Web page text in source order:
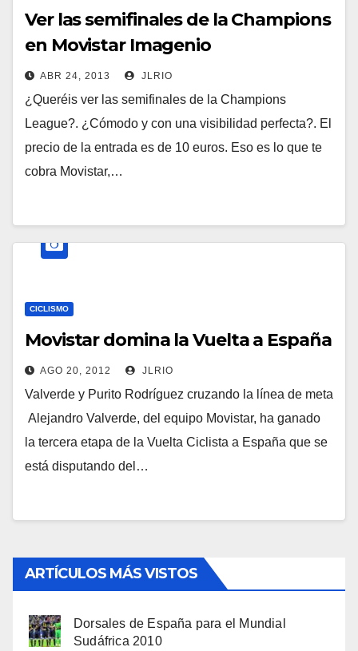
Ver las semifinales de la Champions
en Movistar Imagenio
ABR 24, 2013 JLRIO
¿Queréis ver las semifinales de la Champions
League?. ¿Cómodo y con una visibilidad perfecta?. El
precio de la entrada es de 10 euros. Eso es lo que te
cobra Movistar,…
CICLISMO
Movistar domina la Vuelta a España
AGO 20, 2012 JLRIO
Valverde y Purito Rodríguez cruzando la línea de meta
Alejandro Valverde, del equipo Movistar, ha ganado
la tercera etapa de la Vuelta Ciclista a España que se
está disputando del…
ARTÍCULOS MÁS VISTOS
Dorsales de España para el Mundial
Sudáfrica 2010